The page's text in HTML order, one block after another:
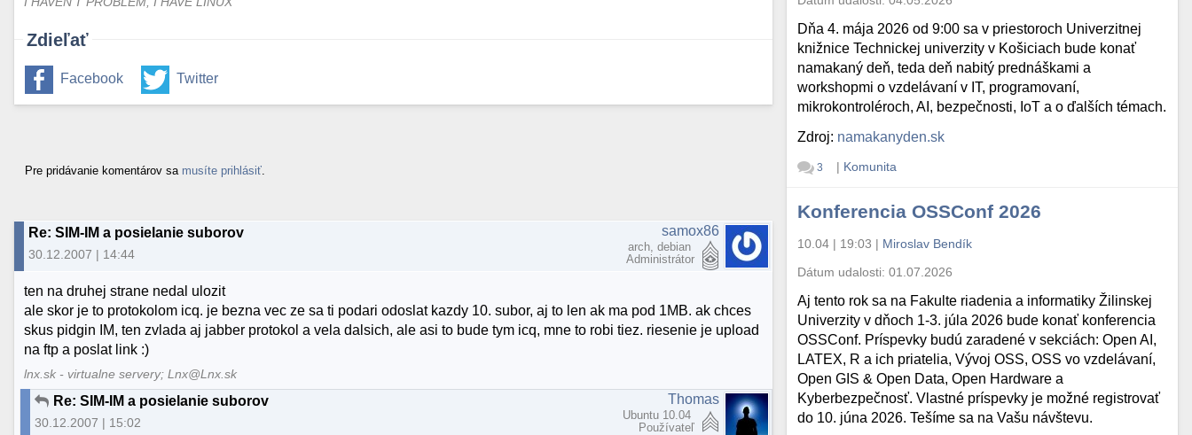
Zdieľať
Facebook Twitter
Pre pridávanie komentárov sa musíte prihlásiť
Re: SIM-IM a posielanie suborov
30.12.2007 | 14:44
samox86
arch, debian
Administrátor
ten na druhej strane nedal ulozit
ale skor je to protokolom icq. je bezna vec ze sa ti podari odoslat kazdy 10. subor, aj to len ak ma pod 1MB. ak chces
skus pidgin IM, ten zvlada aj jabber protokol a vela dalsich, ale asi to bude tym icq, mne to robi tiez. riesenie je upload
na ftp a poslat link :)
lnx.sk - virtualne servery; Lnx@Lnx.sk
Re: SIM-IM a posielanie suborov
30.12.2007 | 15:02
Thomas
Ubuntu 10.04
Používateľ
Dňa 4. mája 2026 od 9:00 sa v priestoroch Univerzitnej
knižnice Technickej univerzity v Košiciach bude konať
namakaný deň, teda deň nabitý prednáškami a
workshopmi o vzdelávaní v IT, programovaní,
mikrokontroléroch, AI, bezpečnosti, IoT a o ďalších témach.
Zdroj: namakanyden.sk
3 | Komunita
Konferencia OSSConf 2026
10.04 | 19:03 | Miroslav Bendík
Dátum udalosti:01.07.2026
Aj tento rok sa na Fakulte riadenia a informatiky Žilinskej
Univerzity v dňoch 1-3. júla 2026 bude konať konferencia
OSSConf. Príspevky budú zaradené v sekciách: Open AI,
LATEX, R a ich priatelia, Vývoj OSS, OSS vo vzdelávaní,
Open GIS & Open Data, Open Hardware a
Kyberbezpečnosť. Vlastné príspevky je možné registrovať
do 10. júna 2026. Tešíme sa na Vašu návštevu.